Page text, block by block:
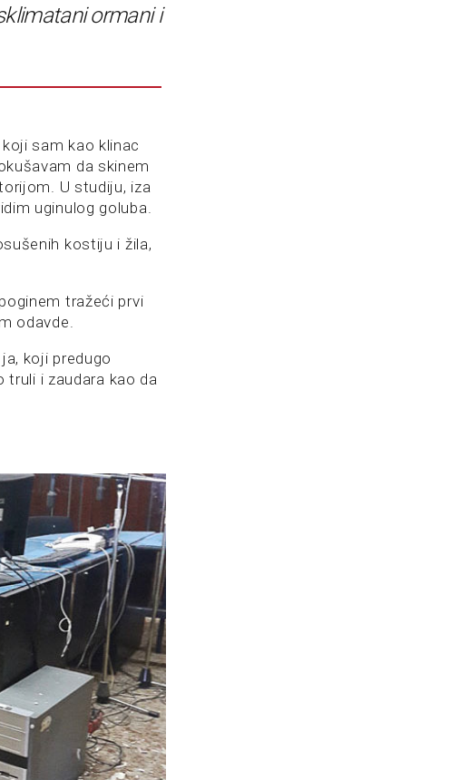
ormani i
sam kao klinac
da skinem
U studiju, iza
uginulog goluba.
kostiju i žila,
tražeći prvi
odavde.
koji predugo
truli i zaudara kao da